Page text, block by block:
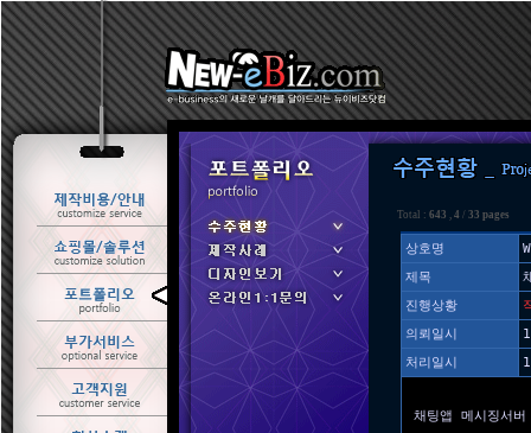
Total : 643 , 4 / 33 pages
상호명
제목
진행상황
의뢰일시
처리일시
채팅앱 메시징서
ㆍ 수주현황
ㆍ 제작사례